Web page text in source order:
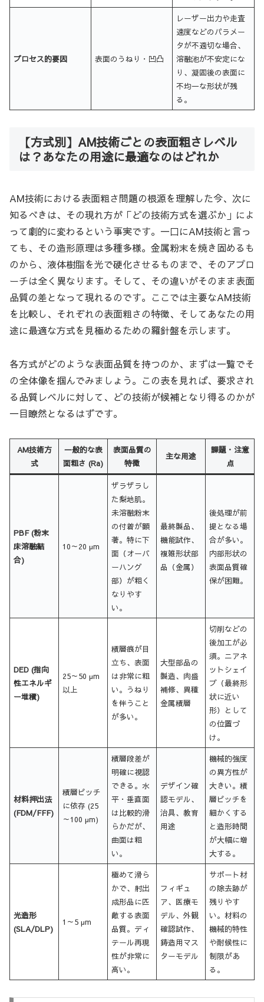
プロセス的要因 表面のうねり・凹凸
レーザー出力や走査
速度などのパラメー
タが不適切な場合、
溶融池が不安定にな
り、凝固後の表面に
不均一な形状が残
る。
【方式別】AM技術ごとの表面粗さレベル
は？あなたの用途に最適なのはどれか
AM技術における表面粗さ問題の根源を理解した今、次に
知るべきは、その現れ方が「どの技術方式を選ぶか」によ
って劇的に変わるという事実です。一口にAM技術と言っ
ても、その造形原理は多種多様。金属粉末を焼き固めるも
のから、液体樹脂を光で硬化させるものまで、そのアプロ
ーチは全く異なります。そして、その違いがそのまま表面
品質の差となって現れるのです。ここでは主要なAM技術
を比較し、それぞれの表面粗さの特徴、そしてあなたの用
途に最適な方式を見極めるための羅針盤を示します。
各方式がどのような表面品質を持つのか、まずは一覧でそ
の全体像を掴んでみましょう。この表を見れば、要求され
る品質レベルに対して、どの技術が候補となり得るのかが
一目瞭然となるはずです。
AM技術方
式
一般的な表
面粗さ (Ra)
表面品質の
特徴
主な用途
課題・注意
点
PBF (粉末
床溶融結
合)
10～20 µm
ザラザラし
た梨地肌。
未溶融粉末
の付着が顕
著。特に下
面（オーバ
ーハング
部）が粗く
なりやす
い。
最終製品、
機能試作、
複雑形状部
品（金属）
後処理が前
提となる場
合が多い。
内部形状の
表面品質確
保が困難。
DED (指向
性エネルギ
ー堆積)
25～50 µm
以上
積層痕が目
立ち、表面
は非常に粗
い。うねり
を伴うこと
が多い。
大型部品の
製造、肉盛
補修、異種
金属積層
切削などの
後加工が必
須。ニアネ
ットシェイ
プ（最終形
状に近い
形）として
の位置づ
け。
材料押出法
(FDM/FFF)
積層ピッチ
に依存 (25
～100 µm)
積層段差が
明確に視認
できる。水
平・垂直面
は比較的滑
らかだが、
曲面は粗
い。
デザイン確
認モデル、
治具、教育
用途
機械的強度
の異方性が
大きい。積
層ピッチを
細かくする
と造形時間
が大幅に増
大する。
光造形
(SLA/DLP)
1～5 µm
極めて滑ら
かで、射出
成形品に匹
敵する表面
品質。ディ
テール再現
性が非常に
高い。
フィギュ
ア、医療モ
デル、外観
確認試作、
鋳造用マス
ターモデル
サポート材
の除去跡が
残りやす
い。材料の
機械的特性
や耐候性に
制限があ
る。